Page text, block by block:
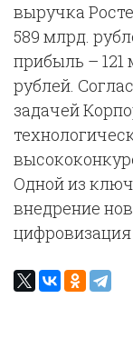
выручка
589 млрд.
прибыль – 121
рублей.
задачей
Одной из
внедрение